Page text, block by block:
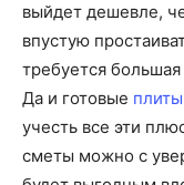
выйдет дешевле,
впустую
требуется
Да и готовые
учесть все эти
сметы можно с